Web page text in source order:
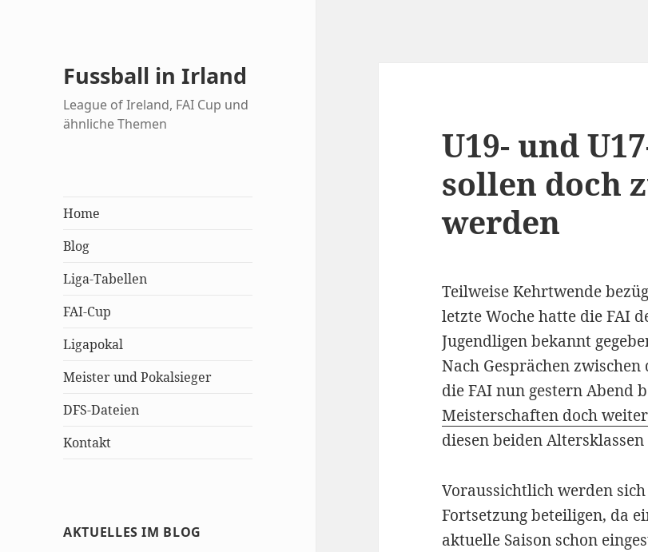
Fussball in Irland
League of Ireland, FAI Cup und
ähnliche Themen
Home
Blog
Liga-Tabellen
FAI-Cup
Ligapokal
Meister und Pokalsieger
DFS-Dateien
Kontakt
AKTUELLES IM BLOG
U19- und
sollen doch
werden
Teilweise Kehrtwende
letzte Woche hatte die FAI
Jugendligen bekannt
Nach Gesprächen
die FAI nun gestern Abend
Meisterschaften doch
diesen beiden
Voraussichtlich werden
Fortsetzung beteiligen, da
aktuelle Saison schon